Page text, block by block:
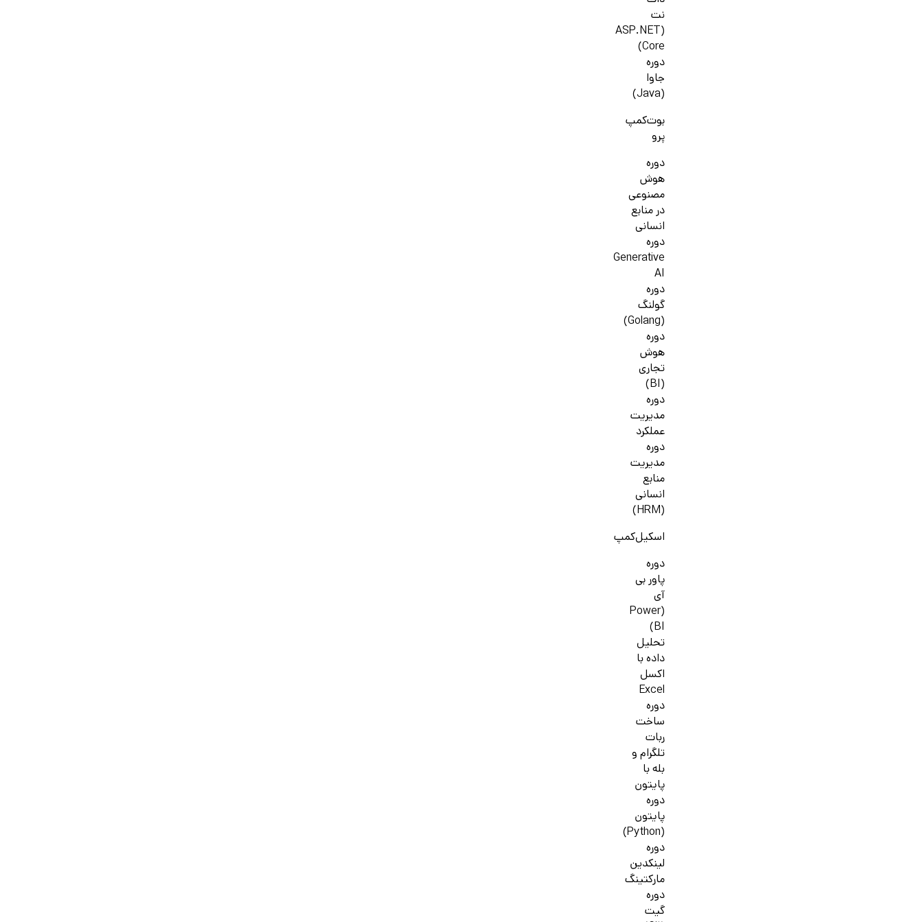
نت
(ASP.NET
Core)
دوره
جاوا
(Java)
بوت‌کمپ
پرو
دوره
هوش
مصنوعی
در منابع
انسانی
دوره
Generative
AI
دوره
گولنگ
(Golang)
دوره
هوش
تجاری
(BI)
دوره
مدیریت
عملکرد
دوره
مدیریت
منابع
انسانی
(HRM)
اسکیل‌کمپ
دوره
پاور بی
آی
(Power
BI)
تحلیل
داده با
اکسل
Excel
دوره
ساخت
ربات
تلگرام و
بله با
پایتون
دوره
پایتون
(Python)
دوره
لینکدین
مارکتینگ
دوره
گیت